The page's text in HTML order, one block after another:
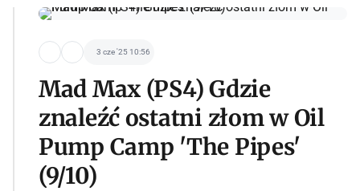
3 cze '25 10:56
Mad Max (PS4) Gdzie
znaleźć ostatni złom w Oil
Pump Camp 'The Pipes'
(9/10)